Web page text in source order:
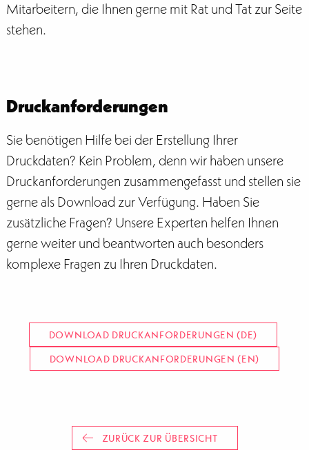
Mitarbeitern, die Ihnen gerne mit Rat und Tat zur Seite
stehen.
Druckanforderungen
Sie benötigen Hilfe bei der Erstellung Ihrer
Druckdaten? Kein Problem, denn wir haben unsere
Druckanforderungen zusammengefasst und stellen sie
gerne als Download zur Verfügung. Haben Sie
zusätzliche Fragen? Unsere Experten helfen Ihnen
gerne weiter und beantworten auch besonders
komplexe Fragen zu Ihren Druckdaten.
DOWNLOAD DRUCKANFORDERUNGEN (DE)
DOWNLOAD DRUCKANFORDERUNGEN (EN)
ZURÜCK ZUR ÜBERSICHT